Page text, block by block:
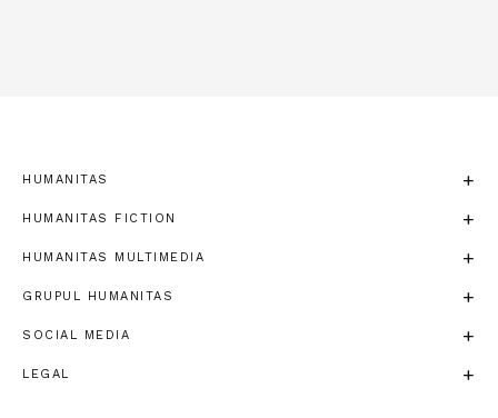
HUMANITAS
HUMANITAS FICTION
HUMANITAS MULTIMEDIA
GRUPUL HUMANITAS
SOCIAL MEDIA
LEGAL